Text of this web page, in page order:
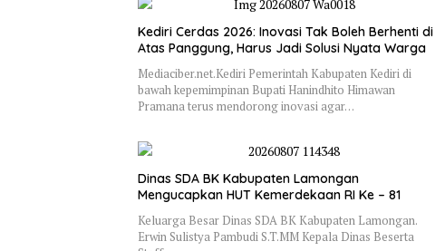
Kediri Cerdas 2026: Inovasi Tak Boleh Berhenti di
Atas Panggung, Harus Jadi Solusi Nyata Warga
Mediaciber.net.Kediri Pemerintah Kabupaten Kediri di
bawah kepemimpinan Bupati Hanindhito Himawan
Pramana terus mendorong inovasi agar…
Dinas SDA BK Kabupaten Lamongan
Mengucapkan HUT Kemerdekaan RI Ke – 81
Keluarga Besar Dinas SDA BK Kabupaten Lamongan.
Erwin Sulistya Pambudi S.T.MM Kepala Dinas Beserta